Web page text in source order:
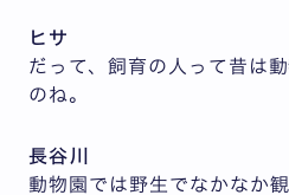
ヒサ
だって、飼育の人って昔は
のね。
長谷川
動物園では野生でなかなか